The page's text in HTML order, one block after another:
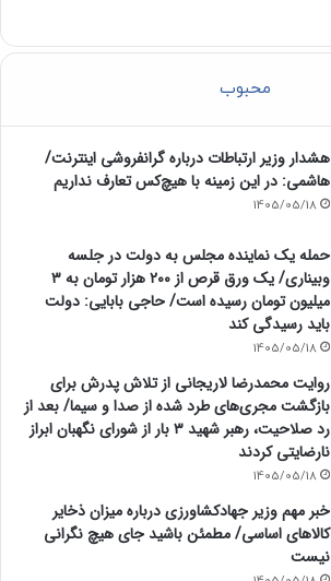
محبوب
هشدار وزیر ارتباطات درباره گرانفروشی اینترنت/
هاشمی: در این زمینه با هیچ‌کس تعارف نداریم
1405/05/18
حمله یک نماینده مجلس به دولت در جلسه
وبیناری/ یک ورق قرص از ۲۰۰ هزار تومان به ۳
میلیون تومان رسیده است/ حاجی بابایی: دولت
باید رسیدگی کند
1405/05/18
روایت محمدرضا لاریجانی از تلاش پدرش برای
بازگشت مجری‌های طرد شده از صدا و سیما/ بعد از
رد صلاحیت، رهبر شهید ۳ بار از شورای نگهبان ابراز
نارضایتی کردند
1405/05/18
خبر مهم وزیر جهادکشاورزی درباره میزان ذخایر
کالاهای اساسی/ مطمئن باشید جای هیچ نگرانی
نیست